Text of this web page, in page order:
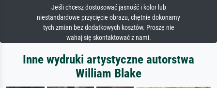
Jeśli chcesz dostosować jasność i kolor lub
niestandardowe przycięcie obrazu, chętnie dokonamy
tych zmian bez dodatkowych kosztów. Proszę nie
wahaj się skontaktować z nami.
Inne wydruki artystyczne autorstwa
William Blake